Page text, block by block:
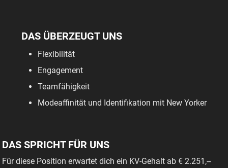
DAS ÜBERZEUGT UNS
Flexibilität
Engagement
Teamfähigkeit
Modeaffinität und Identifikation mit New Yorker
DAS SPRICHT FÜR UNS
Für diese Position erwartet dich ein KV-Gehalt ab € 2.251,--